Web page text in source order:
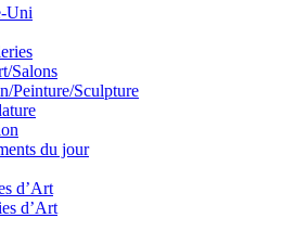
Uni
Salons
Peinture/Sculpture
du jour
d’Art
d’Art